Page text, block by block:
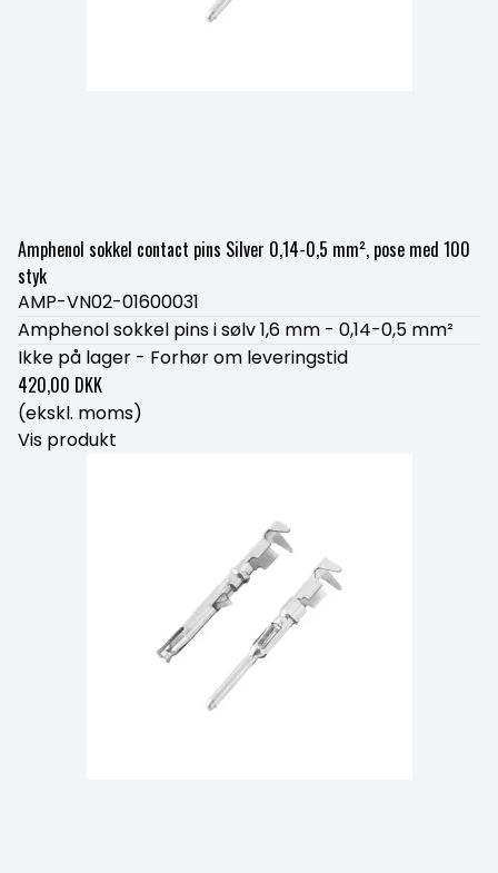
Amphenol sokkel contact pins Silver 0,14-0,5 mm², pose med 100
styk
AMP-VN02-01600031
Amphenol sokkel pins i sølv 1,6 mm - 0,14-0,5 mm²
Ikke på lager - Forhør om leveringstid
420,00 DKK
(ekskl. moms)
Vis produkt